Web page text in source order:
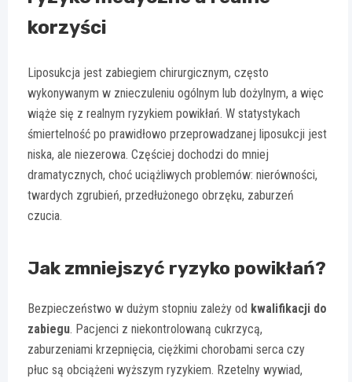
korzyści
Liposukcja jest zabiegiem chirurgicznym, często
wykonywanym w znieczuleniu ogólnym lub dożylnym, a więc
wiąże się z realnym ryzykiem powikłań. W statystykach
śmiertelność po prawidłowo przeprowadzanej liposukcji jest
niska, ale niezerowa. Częściej dochodzi do mniej
dramatycznych, choć uciążliwych problemów: nierówności,
twardych zgrubień, przedłużonego obrzęku, zaburzeń
czucia.
Jak zmniejszyć ryzyko powikłań?
Bezpieczeństwo w dużym stopniu zależy od kwalifikacji do
zabiegu. Pacjenci z niekontrolowaną cukrzycą,
zaburzeniami krzepnięcia, ciężkimi chorobami serca czy
płuc są obciążeni wyższym ryzykiem. Rzetelny wywiad,